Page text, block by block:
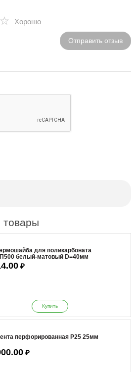
★ Хорошо
Отправить отзыв
для поликарбоната
белый-матовый D=40мм
₽
Купить
перфорированная Р25 25мм
₽